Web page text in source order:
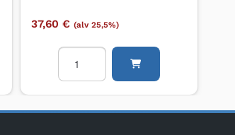
37,60 € (alv 25,5%)
Tuloputki
Oliveira
määrä